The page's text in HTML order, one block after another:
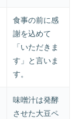
食事の前に感
謝を込めて
「いただきま
す」と言いま
す。
味噌汁は発酵
させた大豆ペ